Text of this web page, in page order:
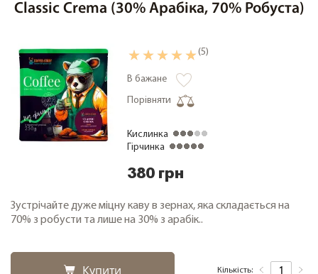
Classic Crema (30% Арабіка, 70% Робуста)
(5)
В бажане
Порівняти
Кислинка
Гірчинка
380 грн
Зустрічайте дуже міцну каву в зернах, яка складається на
70% з робусти та лише на 30% з арабік..
Купити Кількість: